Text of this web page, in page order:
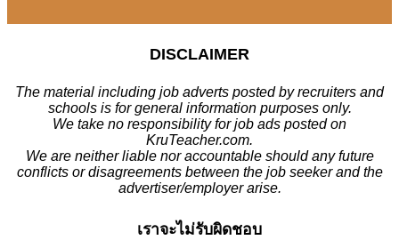
DISCLAIMER
The material including job adverts posted by recruiters and
schools is for general information purposes only.
We take no responsibility for job ads posted on
KruTeacher.com.
We are neither liable nor accountable should any future
conflicts or disagreements between the job seeker and the
advertiser/employer arise.
เราจะไม่รับผิดชอบ